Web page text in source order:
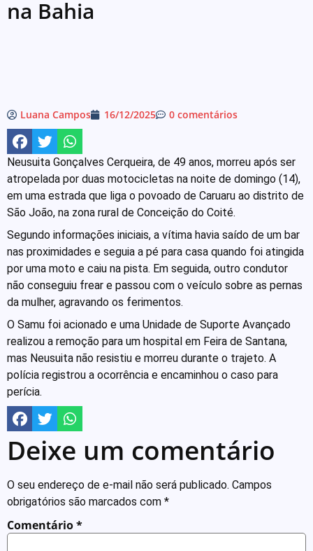
na Bahia
Luana Campos 16/12/2025 0 comentários
Neusuita Gonçalves Cerqueira, de 49 anos, morreu após ser
atropelada por duas motocicletas na noite de domingo (14),
em uma estrada que liga o povoado de Caruaru ao distrito de
São João, na zona rural de Conceição do Coité.
Segundo informações iniciais, a vítima havia saído de um bar
nas proximidades e seguia a pé para casa quando foi atingida
por uma moto e caiu na pista. Em seguida, outro condutor
não conseguiu frear e passou com o veículo sobre as pernas
da mulher, agravando os ferimentos.
O Samu foi acionado e uma Unidade de Suporte Avançado
realizou a remoção para um hospital em Feira de Santana,
mas Neusuita não resistiu e morreu durante o trajeto. A
polícia registrou a ocorrência e encaminhou o caso para
perícia.
Deixe um comentário
O seu endereço de e-mail não será publicado. Campos
obrigatórios são marcados com *
Comentário*